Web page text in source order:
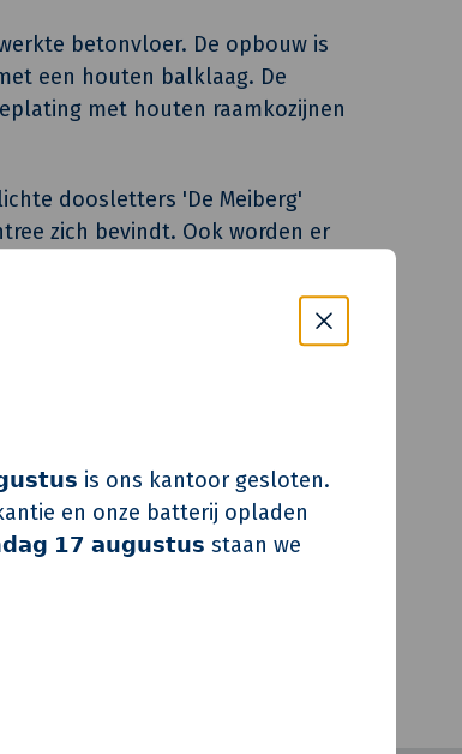
is ons kantoor gesloten.
en onze batterij opladen
𝟭𝟳 𝗮𝘂𝗴𝘂𝘀𝘁𝘂𝘀 staan we
betonvloer. De opbouw is
een houten balklaag. De
met houten raamkozijnen
doosletters 'De Meiberg'
zich bevindt. Ook worden er
systeemplafond. Zo zal de
en bewoners in de toekomst
Architecten bna